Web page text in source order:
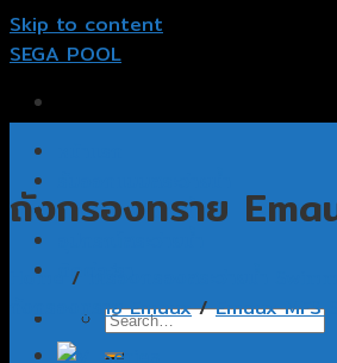
Skip to content
SEGA POOL
รับสร้างสระว่ายน้ำ
ติดต่อเรา
ถังกรองทราย
Home /
ถังกรองทราย Emaux / Emaux MFS